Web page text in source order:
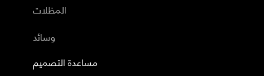
المظلات
وسائد
مساعدة التصميم